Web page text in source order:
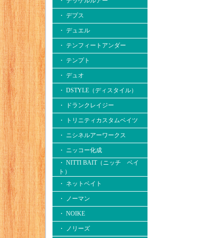
・ デプス
・ デュエル
・ テンフィートアンダー
・ テンプト
・ デュオ
・ DSTYLE（ディスタイル）
・ ドランクレイジー
・ トリニティカスタムベイツ
・ ニシネルアーワークス
・ ニッコー化成
・ NITTI BAIT（ニッチ ベイ
ト）
・ ネットベイト
・ ノーマン
・ NOIKE
・ ノリーズ